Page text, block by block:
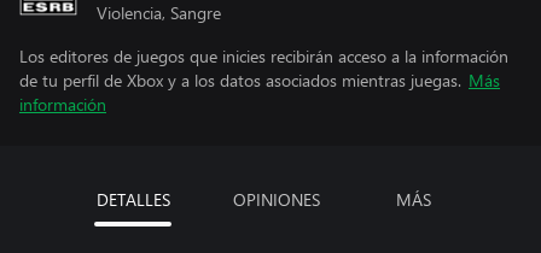
Violencia, Sangre
Los editores de juegos que inicies recibirán acceso a la información
de tu perfil de Xbox y a los datos asociados mientras juegas. Más
información
DETALLES OPINIONES MÁS